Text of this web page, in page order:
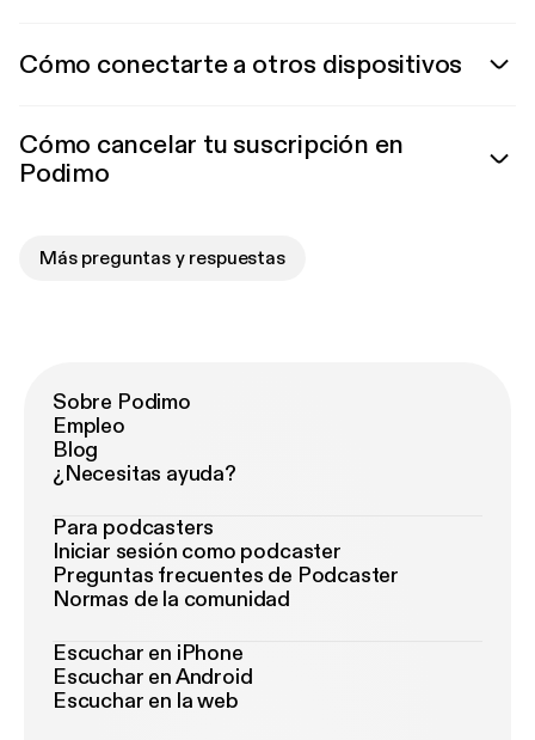
Cómo conectarte a otros dispositivos
Cómo cancelar tu suscripción en
Podimo
Más preguntas y respuestas
Sobre Podimo
Empleo
Blog
¿Necesitas ayuda?
Para podcasters
Iniciar sesión como podcaster
Preguntas frecuentes de Podcaster
Normas de la comunidad
Escuchar en iPhone
Escuchar en Android
Escuchar en la web